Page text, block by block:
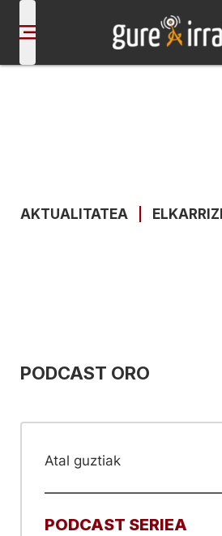
AKTUALITATEA
PODCAST ORO
Atal guztiak
PODCAST SERIEA